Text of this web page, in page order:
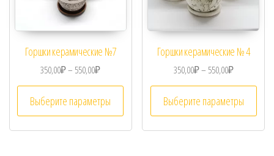
Горшки керамические №7
350,00₽– 550,00₽
Выберите параметры
Горшки керамические № 4
350,00₽– 550,00₽
Выберите параметры